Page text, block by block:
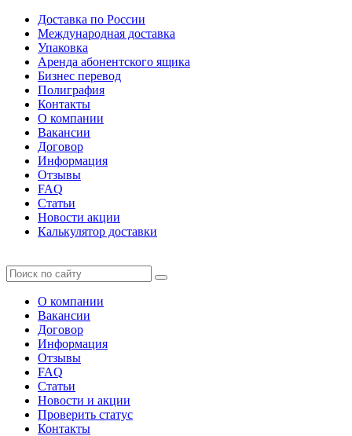
Доставка по России
Международная доставка
Упаковка
Аренда абонентского ящика
Бизнес перевод
Полиграфия
Контакты
О компании
Вакансии
Договор
Информация
Отзывы
FAQ
Статьи
Новости акции
Калькулятор доставки
О компании
Вакансии
Договор
Информация
Отзывы
FAQ
Статьи
Новости и акции
Проверить статус
Контакты